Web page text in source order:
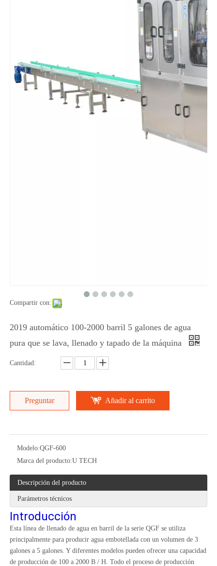
Compartir con:
2019 automático 100-2000 barril 5 galones de agua
pura que se lava, llenado y tapado de la máquina
Cantidad:
Preguntar Añadir al carrito
Modelo:QGF-600
Marca del producto:U TECH
Descripción del producto
Parámetros técnicos
Introducción
Esta línea de llenado de agua en barril de la serie QGF se utiliza
principalmente para producir agua embotellada con un volumen de 3
galones a 5 galones. Y diferentes modelos pueden ofrecer una capacidad
de producción de 100 a 2000 B / H. Todo el proceso de producción